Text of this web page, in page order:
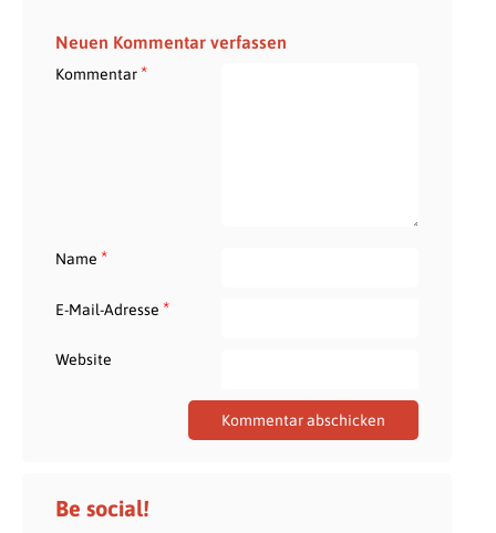
Neuen Kommentar verfassen
Kommentar*
Name *
E-Mail-Adresse *
Website
Be social!